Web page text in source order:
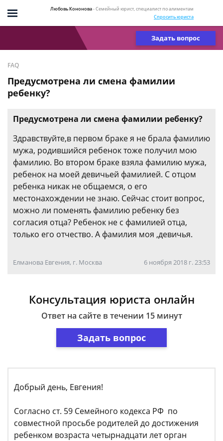
Любовь Кононова- Семейный юрист, специалист по алиментам
Спросить юриста
Задать вопрос
FAQ
Предусмотрена ли смена фамилии
ребенку?
Предусмотрена ли смена фамилии ребенку?
Здравствуйте,в первом браке я не брала фамилию
мужа, родившийся ребенок тоже получил мою
фамилию. Во втором браке взяла фамилию мужа,
ребенок на моей девичьей фамилией. С отцом
ребенка никак не общаемся, о его
местонахождении не знаю. Сейчас стоит вопрос,
можно ли поменять фамилию ребенку без
согласия отца? Ребенок не с фамилией отца,
только его отчество. А фамилия моя ,девичья.
Елманова Евгения, г. Москва 6 ноября 2018 г. 23:53
Консультация юриста онлайн
Ответ на сайте в течении 15 минут
Задать вопрос
Добрый день, Евгения!
Согласно ст. 59 Семейного кодекса РФ по
совместной просьбе родителей до достижения
ребенком возраста четырнадцати лет орган